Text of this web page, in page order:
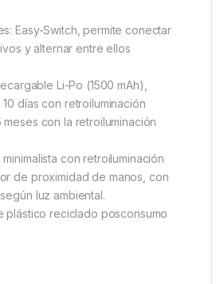
Easy-Switch, permite conectar
y alternar entre ellos
Li-Po (1500 mAh),
días con retroiluminación
con la retroiluminación
con retroiluminación
de proximidad de manos, con
luz ambiental.
plástico reciclado posconsumo